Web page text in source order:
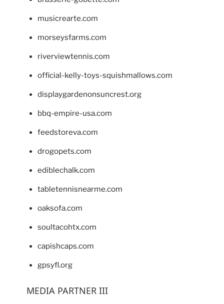
musicrearte.com
morseysfarms.com
riverviewtennis.com
official-kelly-toys-squishmallows.com
displaygardenonsuncrest.org
bbq-empire-usa.com
feedstoreva.com
drogopets.com
ediblechalk.com
tabletennisnearme.com
oaksofa.com
soultacohtx.com
capishcaps.com
gpsyfl.org
MEDIA PARTNER III